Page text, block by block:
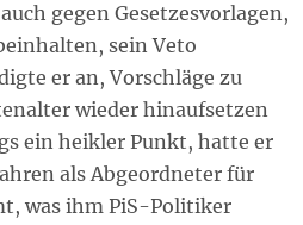
gegen Gesetzesvorlagen,
sein Veto
er an, Vorschläge zu
wieder hinaufsetzen
ein heikler Punkt, hatte er
als Abgeordneter für
was ihm PiS-Politiker